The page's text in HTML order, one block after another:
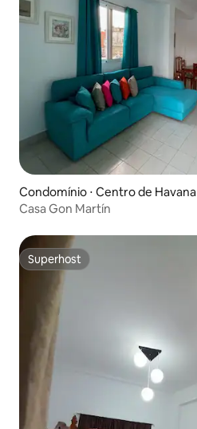
Condomínio ⋅ Centro de Havana
Casa Gon Martín
Superhost
Superhost